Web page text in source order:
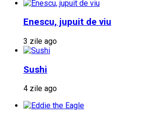
Enescu, jupuit de viu
3 zile ago
Sushi
4 zile ago